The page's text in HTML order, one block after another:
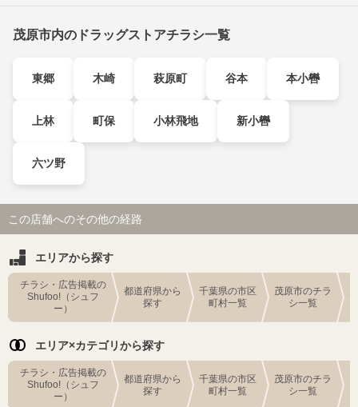
茂原市内のドラッグストアチラシ一覧
東郷 木崎 萩原町 谷本 本小轡
上林 町保 小林飛地 新小轡
六ツ野
この店舗へのその他の経路
エリアから探す
チラシ・広告掲載の
Shufoo!（シュフ
ー）
都道府県から
探す
千葉県の市区
町村一覧
茂原市のチラ
シ一覧
エリア×カテゴリから探す
チラシ・広告掲載の
Shufoo!（シュフ
ー）
都道府県から
探す
千葉県の市区
町村一覧
茂原市のチラ
シ一覧